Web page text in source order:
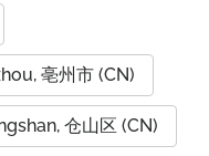
亳州市 (CN)
仓山区 (CN)